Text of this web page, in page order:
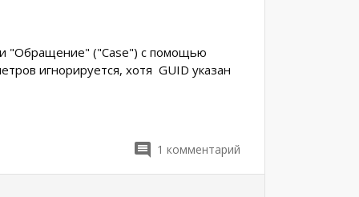
"Обращение" ("Case") с помощью
игнорируется, хотя GUID указан
1 комментарий